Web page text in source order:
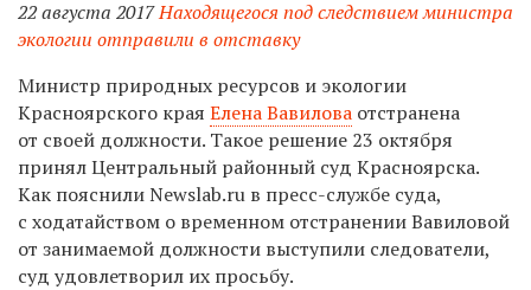
22 августа 2017Находящегося под следствием министра
экологии отправили в отставку
Министр природных ресурсов и экологии
Красноярского края Елена Вавилова отстранена
от своей должности. Такое решение 23 октября
принял Центральный районный суд Красноярска.
Как пояснили Newslab.ru в пресс-службе суда,
с ходатайством о временном отстранении Вавиловой
от занимаемой должности выступили следователи,
суд удовлетворил их просьбу.